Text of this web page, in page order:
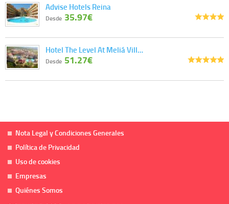
Advise Hotels Reina
Desde 35.97€
Hotel The Level At Meliá Vill…
Desde 51.27€
Nota Legal y Condiciones Generales
Política de Privacidad
Uso de cookies
Empresas
Quiénes Somos